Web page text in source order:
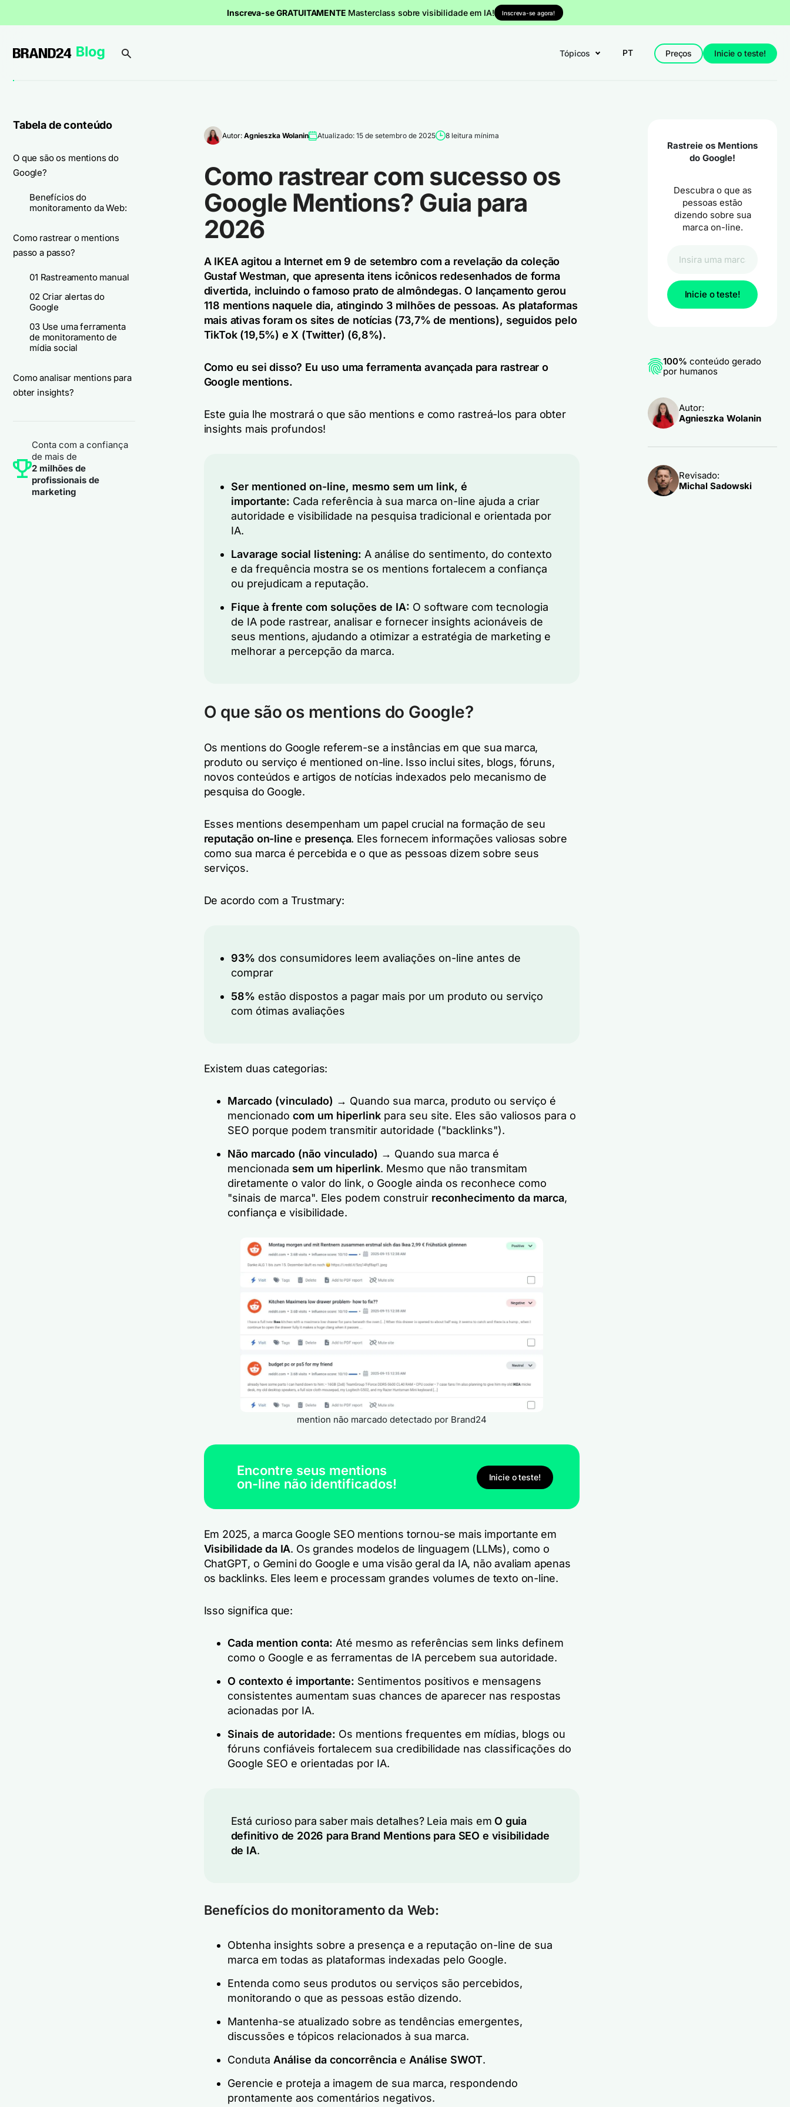
Inscreva-se GRATUITAMENTE Masterclass sobre visibilidade em IA! Inscreva-se agora!
Tópicos PT Preços Inicie o teste!
Tabela de conteúdo
O que são os mentions do
Google?
Benefícios do
monitoramento da Web:
Como rastrear o mentions
passo a passo?
01 Rastreamento manual
02 Criar alertas do
Google
03 Use uma ferramenta
de monitoramento de
mídia social
Como analisar mentions para
obter insights?
Conta com a confiança
de mais de
2 milhões de
profissionais de
marketing
Autor: Agnieszka Wolanin Atualizado: 15 de setembro de 2025 8 leitura mínima
Como rastrear com sucesso os
Google Mentions? Guia para
2026
A IKEA agitou a Internet em 9 de setembro com a revelação da coleção
Gustaf Westman, que apresenta itens icônicos redesenhados de forma
divertida, incluindo o famoso prato de almôndegas. O lançamento gerou
118 mentions naquele dia, atingindo 3 milhões de pessoas. As plataformas
mais ativas foram os sites de notícias (73,7% de mentions), seguidos pelo
TikTok (19,5%) e X (Twitter) (6,8%).
Como eu sei disso? Eu uso uma ferramenta avançada para rastrear o
Google mentions.
Este guia lhe mostrará o que são mentions e como rastreá-los para obter
insights mais profundos!
Ser mentioned on-line, mesmo sem um link, é
importante: Cada referência à sua marca on-line ajuda a criar
autoridade e visibilidade na pesquisa tradicional e orientada por
IA.
Lavarage social listening: A análise do sentimento, do contexto
e da frequência mostra se os mentions fortalecem a confiança
ou prejudicam a reputação.
Fique à frente com soluções de IA: O software com tecnologia
de IA pode rastrear, analisar e fornecer insights acionáveis de
seus mentions, ajudando a otimizar a estratégia de marketing e
melhorar a percepção da marca.
O que são os mentions do Google?
Os mentions do Google referem-se a instâncias em que sua marca,
produto ou serviço é mentioned on-line. Isso inclui sites, blogs, fóruns,
novos conteúdos e artigos de notícias indexados pelo mecanismo de
pesquisa do Google.
Esses mentions desempenham um papel crucial na formação de seu
reputação on-line e presença. Eles fornecem informações valiosas sobre
como sua marca é percebida e o que as pessoas dizem sobre seus
serviços.
De acordo com a Trustmary:
93% dos consumidores leem avaliações on-line antes de
comprar
58% estão dispostos a pagar mais por um produto ou serviço
com ótimas avaliações
Existem duas categorias:
Marcado (vinculado) → Quando sua marca, produto ou serviço é
mencionado com um hiperlinkpara seu site. Eles são valiosos para o
SEO porque podem transmitir autoridade ("backlinks").
Não marcado (não vinculado) → Quando sua marca é
mencionada sem um hiperlink. Mesmo que não transmitam
diretamente o valor do link, o Google ainda os reconhece como
"sinais de marca". Eles podem construir reconhecimento da marca,
confiança e visibilidade.
mention não marcado detectado por Brand24
Encontre seus mentions
on-line não identificados!
Inicie o teste!
Em 2025, a marca Google SEO mentions tornou-se mais importante em
Visibilidade da IA. Os grandes modelos de linguagem (LLMs), como o
ChatGPT, o Gemini do Google e uma visão geral da IA, não avaliam apenas
os backlinks. Eles leem e processam grandes volumes de texto on-line.
Isso significa que:
Cada mention conta: Até mesmo as referências sem links definem
como o Google e as ferramentas de IA percebem sua autoridade.
O contexto é importante: Sentimentos positivos e mensagens
consistentes aumentam suas chances de aparecer nas respostas
acionadas por IA.
Sinais de autoridade: Os mentions frequentes em mídias, blogs ou
fóruns confiáveis fortalecem sua credibilidade nas classificações do
Google SEO e orientadas por IA.
Está curioso para saber mais detalhes? Leia mais em O guia
definitivo de 2026 para Brand Mentions para SEO e visibilidade
de IA.
Benefícios do monitoramento da Web:
Obtenha insights sobre a presença e a reputação on-line de sua
marca em todas as plataformas indexadas pelo Google.
Entenda como seus produtos ou serviços são percebidos,
monitorando o que as pessoas estão dizendo.
Mantenha-se atualizado sobre as tendências emergentes,
discussões e tópicos relacionados à sua marca.
Conduta Análise da concorrênciae Análise SWOT.
Gerencie e proteja a imagem de sua marca, respondendo
prontamente aos comentários negativos.
Rastreie os Mentions
do Google!
Descubra o que as
pessoas estão
dizendo sobre sua
marca on-line.
Inicie o teste!
100% conteúdo gerado
por humanos
Autor:
Agnieszka Wolanin
Revisado:
Michal Sadowski